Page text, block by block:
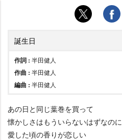
誕生日
作詞 : 半田健人
作曲 : 半田健人
編曲 : 半田健人
あの日と同じ葉巻を買って
懐かしさはもういらないはずなのに
愛した頃の香りが恋しい